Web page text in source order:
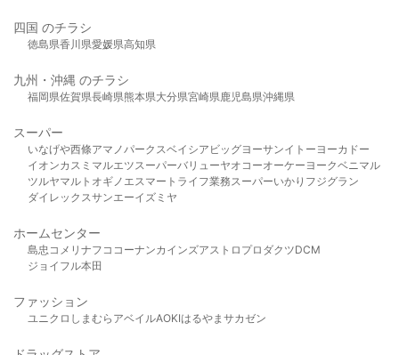
四国 のチラシ
徳島県香川県愛媛県高知県
九州・沖縄 のチラシ
福岡県佐賀県長崎県熊本県大分県宮崎県鹿児島県沖縄県
スーパー
いなげや西條アマノパークスベイシア ビッグヨーサンイトーヨーカドー
イオンカスミ マルエツスーパーバリューヤオコーオーケー ヨークベニマル
ツルヤマルト オギノ エスマート ライフ業務スーパーいかり フジグラン
ダイレックスサンエーイズミヤ
ホームセンター
島忠 コメリ ナフコ コーナンカインズアストロプロダクツDCM
ジョイフル本田
ファッション
ユニクロ しまむら アベイルAOKIはるやま サカゼン